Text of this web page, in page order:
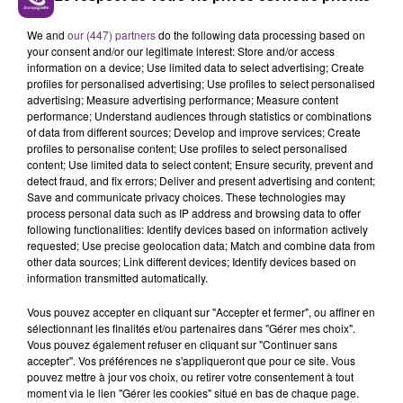
LA CENTRALE NUCLÉAIRE DE CHOOZ
TOUJOURS À L'ARRÊT
Cela fait déjà une semaine que la centrale
nucléaire ardennaise est à l'arrêt. Une situation
justifiée par la sécheresse intense qui est toujours
présente.
We and our (447) partnersdo the following data processing based on
your consent and/or our legitimate interest: Store and/or access
information on a device; Use limited data to select advertising; Create
profiles for personalised advertising; Use profiles to select personalised
advertising; Measure advertising performance; Measure content
performance; Understand audiences through statistics or combinations
of data from different sources; Develop and improve services; Create
profiles to personalise content; Use profiles to select personalised
content; Use limited data to select content; Ensure security, prevent and
detect fraud, and fix errors; Deliver and present advertising and content;
Save and communicate privacy choices. These technologies may
process personal data such as IP address and browsing data to offer
following functionalities: Identify devices based on information actively
requested; Use precise geolocation data; Match and combine data from
other data sources; Link different devices; Identify devices based on
information transmitted automatically.
Vous pouvez accepter en cliquant sur "Accepter et fermer", ou affiner en
sélectionnant les finalités et/ou partenaires dans "Gérer mes choix".
Vous pouvez également refuser en cliquant sur "Continuer sans
accepter". Vos préférences ne s'appliqueront que pour ce site. Vous
pouvez mettre à jour vos choix, ou retirer votre consentement à tout
moment via le lien "Gérer les cookies" situé en bas de chaque page.